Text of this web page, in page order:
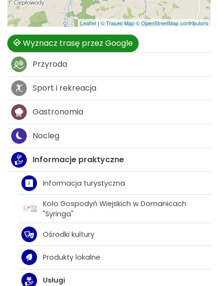
Leaflet | © Traseo Map© OpenStreetMap contributors
Wyznacz trasę przez Google
Przyroda
Sport i rekreacja
Gastronomia
Nocleg
Informacje praktyczne
Informacja turystyczna
Koło Gospodyń Wiejskich w Domanicach
"Syringa"
Ośrodki kultury
Produkty lokalne
Usługi